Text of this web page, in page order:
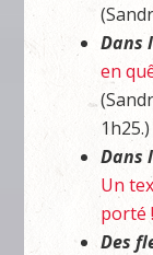
Dans
en
1h25.)
Dans
Un
porté !
Des